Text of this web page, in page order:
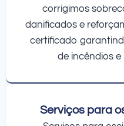
corrigimos
danificados e
certificado
de incêndios
Serviços para